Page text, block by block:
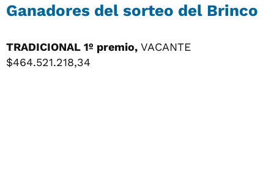
Ganadores del sorteo del Brinco
TRADICIONAL 1º premio, VACANTE
$464.521.218,34